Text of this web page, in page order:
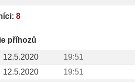
8
příhozů
12.5.2020
19:51
12.5.2020
19:51